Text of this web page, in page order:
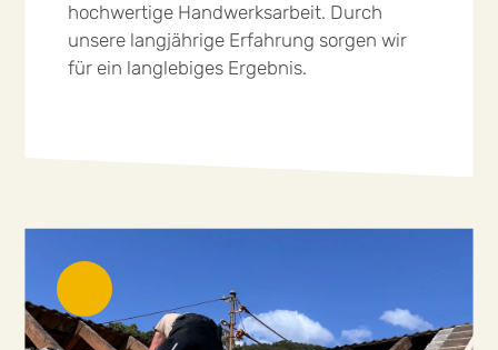
hochwertige Handwerksarbeit. Durch
unsere langjährige Erfahrung sorgen wir
für ein langlebiges Ergebnis.